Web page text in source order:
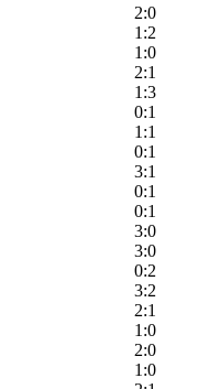
2:0
1:2
1:0
2:1
1:3
0:1
1:1
0:1
3:1
0:1
0:1
3:0
3:0
0:2
3:2
2:1
1:0
2:0
1:0